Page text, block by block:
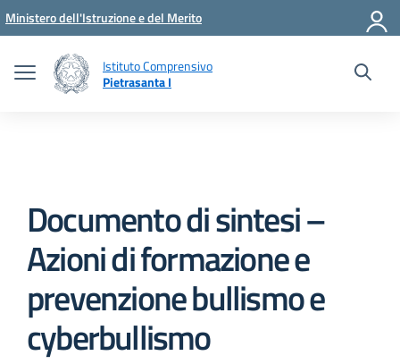
Vai ai contenuti
Vai al menu di navigazione
Vai al footer
Ministero dell'Istruzione e del Merito
Istituto Comprensivo
Pietrasanta I
Documento di sintesi –
Azioni di formazione e
prevenzione bullismo e
cyberbullismo